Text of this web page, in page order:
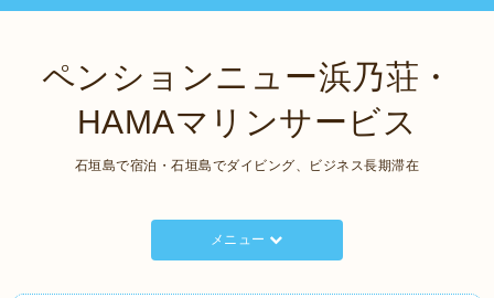
ペンションニュー浜乃荘・
HAMAマリンサービス
石垣島で宿泊・石垣島でダイビング、ビジネス長期滞在
メニュー